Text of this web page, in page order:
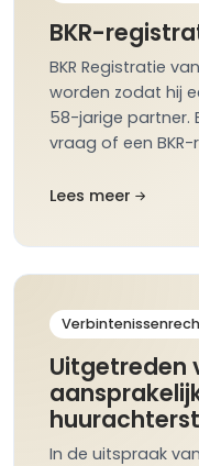
BKR-
BKR Registratie
worden zodat hij
58-jarige partner.
vraag of een
Lees meer
Uitgetreden
In de uitspraak